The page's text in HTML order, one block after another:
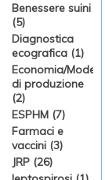
Benessere suini
(5)
Diagnostica
ecografica (1)
Economia/Modelli
di produzione
(2)
ESPHM (7)
Farmaci e
vaccini (3)
JRP (26)